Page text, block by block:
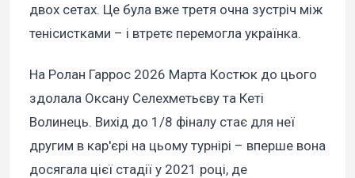
двох сетах. Це була вже третя очна зустріч між
тенісистками – і втретє перемогла українка.
На Ролан Гаррос 2026 Марта Костюк до цього
здолала Оксану Селехметьєву та Кеті
Волинець. Вихід до 1/8 фіналу стає для неї
другим в кар'єрі на цьому турнірі – вперше вона
досягала цієї стадії у 2021 році, де